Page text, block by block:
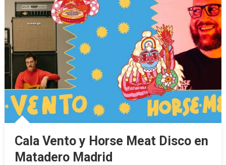
Cala Vento y Horse Meat Disco en
Matadero Madrid